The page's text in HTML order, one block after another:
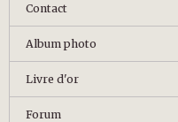
Contact
Album photo
Livre d'or
Forum